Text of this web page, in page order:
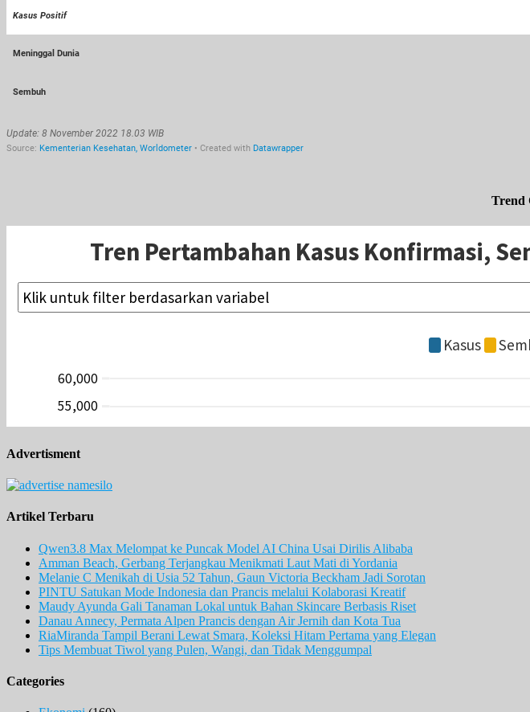
Trend
Advertisment
Artikel Terbaru
Qwen3.8 Max Melompat ke Puncak Model AI China Usai Dirilis Alibaba
Amman Beach, Gerbang Terjangkau Menikmati Laut Mati di Yordania
Melanie C Menikah di Usia 52 Tahun, Gaun Victoria Beckham Jadi Sorotan
PINTU Satukan Mode Indonesia dan Prancis melalui Kolaborasi Kreatif
Maudy Ayunda Gali Tanaman Lokal untuk Bahan Skincare Berbasis Riset
Danau Annecy, Permata Alpen Prancis dengan Air Jernih dan Kota Tua
RiaMiranda Tampil Berani Lewat Smara, Koleksi Hitam Pertama yang Elegan
Tips Membuat Tiwol yang Pulen, Wangi, dan Tidak Menggumpal
Categories